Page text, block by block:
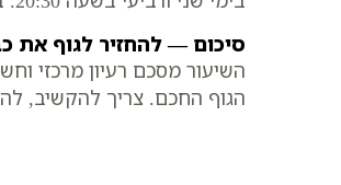
סיכום — להחזיר לגוף את
השיעור מסכם רעיון מרכזי
הגוף החכם. צריך להקשיב,